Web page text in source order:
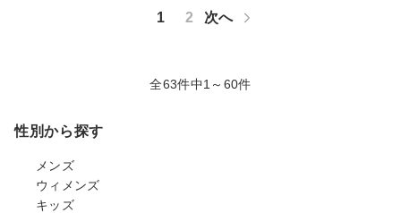
1 2 次へ
全63件中1～60件
性別から探す
メンズ
ウィメンズ
キッズ